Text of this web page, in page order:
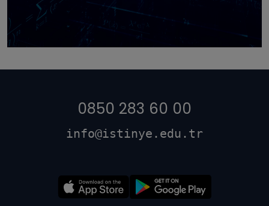
0850 283 60 00
info@istinye.edu.tr